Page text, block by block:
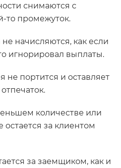
снимаются с
то промежуток.
начисляются, как если
игнорировал выплаты.
не портится и оставляет
количестве или
за клиентом
за заемщиком, как и